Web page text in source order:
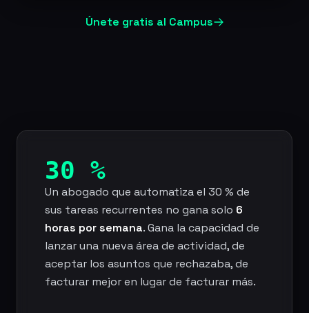
Únete gratis al Campus
30 %
Un abogado que automatiza el 30 % de
sus tareas recurrentes no gana solo 6
horas por semana. Gana la capacidad de
lanzar una nueva área de actividad, de
aceptar los asuntos que rechazaba, de
facturar mejor en lugar de facturar más.